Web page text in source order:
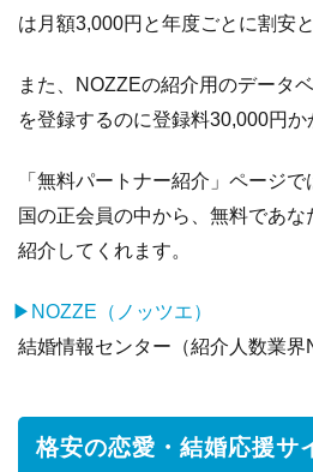
は月額3,000円と年度ごとに割安
また、NOZZEの紹介用のデータ
を登録するのに登録料30,000円か
「無料パートナー紹介」ページ
国の正会員の中から、無料であ
紹介してくれます。
▶NOZZE（ノッツエ）
結婚情報センター（紹介人数業界
格安の恋愛・結婚応援サ